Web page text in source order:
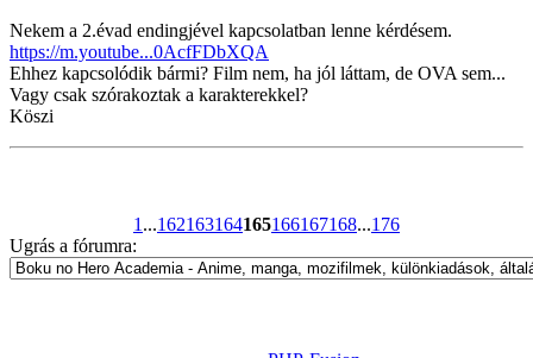
Nekem a 2.évad endingjével kapcsolatban lenne kérdésem.
https://m.youtube...0AcfFDbXQA
Ehhez kapcsolódik bármi? Film nem, ha jól láttam, de OVA sem...
Vagy csak szórakoztak a karakterekkel?
Köszi
1 ...162163164165166167168...176
Ugrás a fórumra: